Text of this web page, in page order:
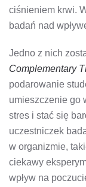
ciśnieniem krwi.
badań nad
Jedno z nich
Complementary
podarowanie
umieszczenie go
stres i stać się
uczestniczek
w organizmie,
ciekawy
wpływ na